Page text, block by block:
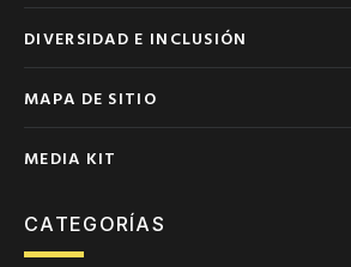
DIVERSIDAD E INCLUSIÓN
MAPA DE SITIO
MEDIA KIT
CATEGORÍAS